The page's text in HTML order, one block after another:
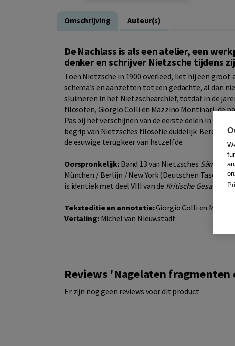
Omschrijving Auteur(s)
De Nachlass is als een atelier, een
denker en schrijver Nietzsche tijdens
Toen Nietzsche in 1900 overleed, liet hij een
schema’s en aanzetten tot een gedachte, al dan
sluimeren in het Nietzschearchief, totdat in de
filosofen, Giorgio Colli en Mazzino Montinari, de
Pas bij het verschijnen van de eerste delen in 1967
begrip van Nietzsches filosofie duidelijk. Beroemd
de eeuwige terugkeer van hetzelfde.
Oorspronkelijk:Band 13 van Nietzsches
München / Berlijn / New York (Deutschen
is identiek met deel VIII van de Kritische
Teksteditie en annotatie:Giorgio Colli en
Vertaling:Michel van Nieuwstadt
Reviews 'Nagelaten fragmenten
Er zijn nog geen reviews voor dit product